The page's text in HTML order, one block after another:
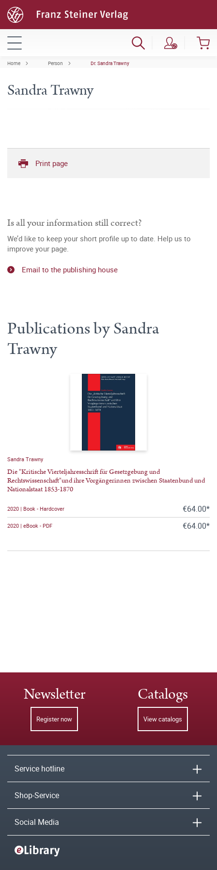
Home Person Dr. Sandra Trawny
Sandra Trawny
Print page
Is all your information still correct?
We’d like to keep your short profile up to date. Help us to
improve your page.
Email to the publishing house
Publications by Sandra
Trawny
Sandra Trawny
Die "Kritische Vierteljahresschrift für Gesetzgebung und
Rechtswissenschaft"und ihre Vorgängerinnen zwischen Staatenbund und
Nationalstaat 1853-1870
2020 | Book - Hardcover €64.00*
2020 | eBook - PDF €64.00*
Newsletter
Register now
Catalogs
View catalogs
Service hotline
Shop-Service
Social Media